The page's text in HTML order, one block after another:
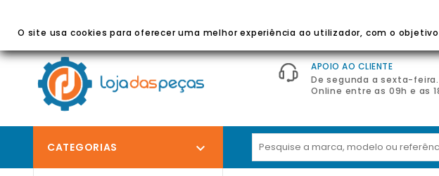
APOIO AO CLIENTE
De segunda a sexta-feira.
Online entre as 09h e as
CATEGORIAS 
O site usa cookies para oferecer uma melhor experiência ao utilizador, com o